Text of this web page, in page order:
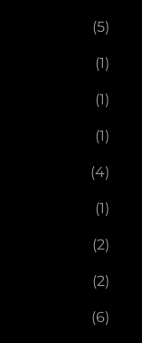
(5)
(1)
(1)
(1)
(4)
(1)
(2)
(2)
(6)